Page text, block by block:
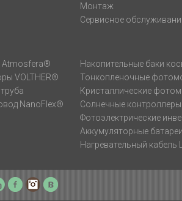
Монтаж
Сервисное
Atmosfera®
VOLTHER®
NanoFlex®
Накопительные баки
Тонкопленочные
Кристаллические
Солнечные контроллеры
Фотоэлектрические
Аккумуляторные батареи
Нагревательный кабель
YouTubeFacebookInstagram